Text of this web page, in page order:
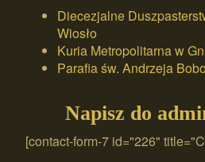
Diecezjalne
Wiosło
Kuria Metropolitarna w
Parafia św. Andrzeja
Napisz do
[contact-form-7 id="226"